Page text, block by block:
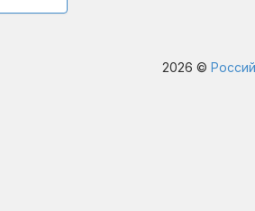
2026 ©